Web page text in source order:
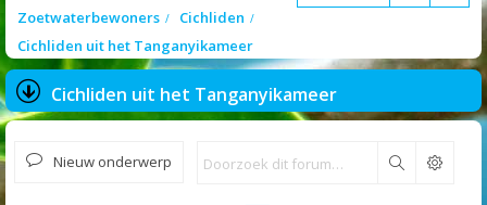
Zoetwaterbewoners
Cichliden
Cichliden uit het Tanganyikameer
Cichliden uit het Tanganyikameer
Nieuw onderwerp Zoek